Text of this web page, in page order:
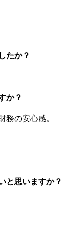
たか？
か？
務の安心感。
と思いますか？